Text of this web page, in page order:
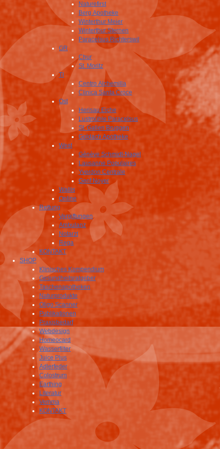
Naturefirst
Berg Apotheke
Winterthur Meier
Winterthur Sternen
Paracelsus Richterswil
GR
Chur
St. Moritz
TI
Centro Alchemilla
Clinica Santa Croce
Ost
Herisau Eiche
Lustmühle Paracelsus
St. Gallen Bruggen
Goldach Apotheke
West
Génève Schmidt-Nagel
Lausanne Populaires
Yverdon Centrale
Genf Noyer
Wallis
Online
Rettung
Vergiftungen
Ambulanz
Notarzt
Rega
KONTAKT
SHOP
Klinisches Kompendium
Gesundheitsratgeber
Taschenapotheken
Naturprodukte
Oligo Scanner
Publikationen
Praxisbedarf
Webdesign
Homeocard
Wasserfilter
Juice Plus
Adlerfeder
Colostrum
Earthing
Literatur
Vemma
KONTAKT